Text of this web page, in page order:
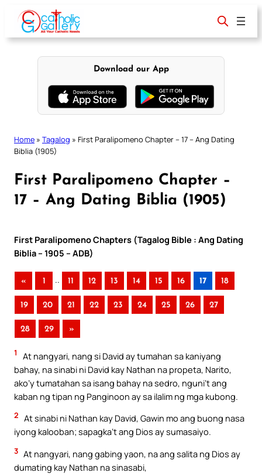
content
Download our App
Home » Tagalog » First Paralipomeno Chapter – 17 – Ang Dating
Biblia (1905)
First Paralipomeno Chapter –
17 – Ang Dating Biblia (1905)
First Paralipomeno Chapters (Tagalog Bible : Ang Dating
Biblia – 1905 – ADB)
« 1 .. 11 12 13 14 15 16 17 18
19 20 21 22 23 24 25 26 27
28 29 »
1
At nangyari, nang si David ay tumahan sa kaniyang
bahay, na sinabi ni David kay Nathan na propeta, Narito,
ako’y tumatahan sa isang bahay na sedro, nguni’t ang
kaban ng tipan ng Panginoon ay sa ilalim ng mga kubong.
2 At sinabi ni Nathan kay David, Gawin mo ang buong nasa
iyong kalooban; sapagka’t ang Dios ay sumasaiyo.
3 At nangyari, nang gabing yaon, na ang salita ng Dios ay
dumating kay Nathan na sinasabi,